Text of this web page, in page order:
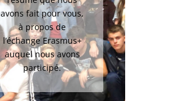
avons fait pour vous,
à propos de
l’échange Erasmus+
auquel nous avons
participé.